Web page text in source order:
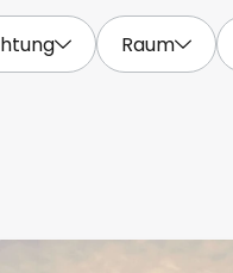
Raum